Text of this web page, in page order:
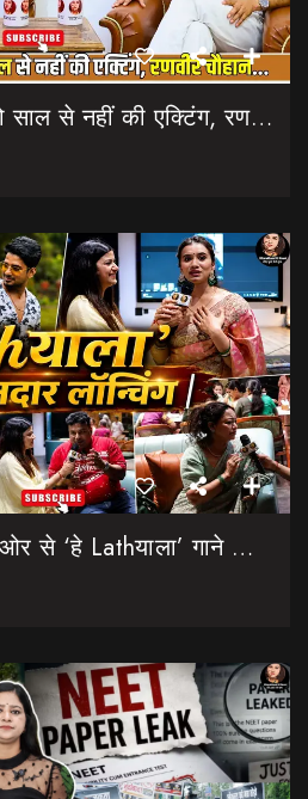
अपनी शर्तों के चलते दो साल से नहीं की एक्टिंग, रणवीर चौहान || Uttarakhand Cinema Untold Secrets
बुग्याल प्रोडक्शन की ओर से ‘हे Lathयाला’ गाने की शानदार लॉन्चिंग || Hey Lathyala || Garhwali Song